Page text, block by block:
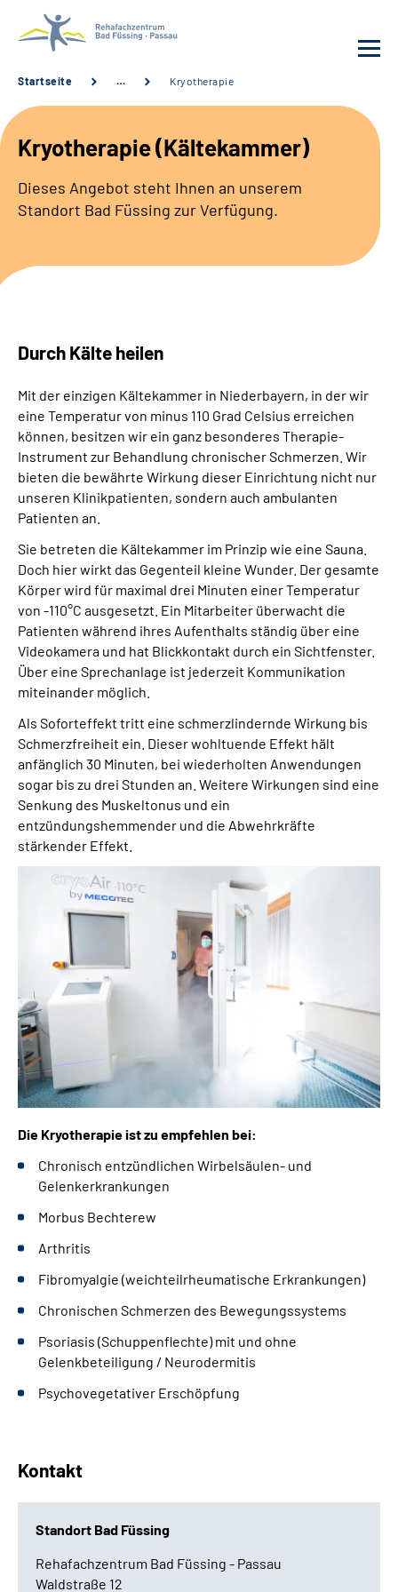
Behandlung
Rehafachzentrum
Karriere
Suche
Startseite … Kryotherapie
Kryotherapie (Kältekammer)
Dieses Angebot steht Ihnen an unserem
Standort Bad Füssing zur Verfügung.
Durch Kälte heilen
Mit der einzigen Kältekammer in Niederbayern, in der wir
eine Temperatur von minus 110 Grad Celsius erreichen
können, besitzen wir ein ganz besonderes Therapie-
Instrument zur Behandlung chronischer Schmerzen. Wir
bieten die bewährte Wirkung dieser Einrichtung nicht nur
unseren Klinikpatienten, sondern auch ambulanten
Patienten an.
Sie betreten die Kältekammer im Prinzip wie eine Sauna.
Doch hier wirkt das Gegenteil kleine Wunder. Der gesamte
Körper wird für maximal drei Minuten einer Temperatur
von -110°C ausgesetzt. Ein Mitarbeiter überwacht die
Patienten während ihres Aufenthalts ständig über eine
Videokamera und hat Blickkontakt durch ein Sichtfenster.
Über eine Sprechanlage ist jederzeit Kommunikation
miteinander möglich.
Als Soforteffekt tritt eine schmerzlindernde Wirkung bis
Schmerzfreiheit ein. Dieser wohltuende Effekt hält
anfänglich 30 Minuten, bei wiederholten Anwendungen
sogar bis zu drei Stunden an. Weitere Wirkungen sind eine
Senkung des Muskeltonus und ein
entzündungshemmender und die Abwehrkräfte
stärkender Effekt.
Die Kryotherapie ist zu empfehlen bei:
Chronisch entzündlichen Wirbelsäulen- und
Gelenkerkrankungen
Morbus Bechterew
Arthritis
Fibromyalgie (weichteilrheumatische Erkrankungen)
Chronischen Schmerzen des Bewegungssystems
Psoriasis (Schuppenflechte) mit und ohne
Gelenkbeteiligung / Neurodermitis
Psychovegetativer Erschöpfung
Kontakt
Standort Bad Füssing
Rehafachzentrum Bad Füssing - Passau
Waldstraße 12